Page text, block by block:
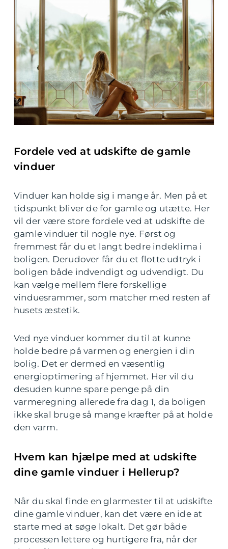
Fordele ved at udskifte de gamle
vinduer
Vinduer kan holde sig i mange år. Men på et
tidspunkt bliver de for gamle og utætte. Her
vil der være store fordele ved at udskifte de
gamle vinduer til nogle nye. Først og
fremmest får du et langt bedre indeklima i
boligen. Derudover får du et flotte udtryk i
boligen både indvendigt og udvendigt. Du
kan vælge mellem flere forskellige
vinduesrammer, som matcher med resten af
husets æstetik.
Ved nye vinduer kommer du til at kunne
holde bedre på varmen og energien i din
bolig. Det er dermed en væsentlig
energioptimering af hjemmet. Her vil du
desuden kunne spare penge på din
varmeregning allerede fra dag 1, da boligen
ikke skal bruge så mange kræfter på at holde
den varm.
Hvem kan hjælpe med at udskifte
dine gamle vinduer i Hellerup?
Når du skal finde en glarmester til at udskifte
dine gamle vinduer, kan det være en ide at
starte med at søge lokalt. Det gør både
processen lettere og hurtigere fra, når der